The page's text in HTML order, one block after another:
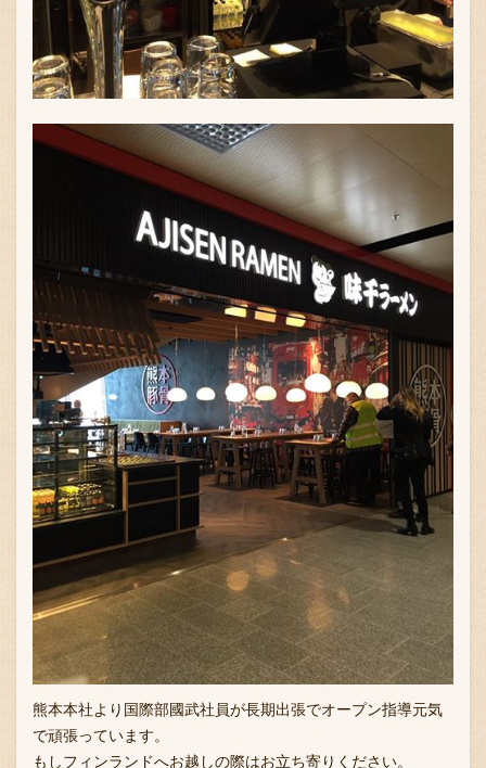
熊本本社より国際部國武社員が長期出張でオープン指導元気
で頑張っています。
もしフィンランドへお越しの際はお立ち寄りください。